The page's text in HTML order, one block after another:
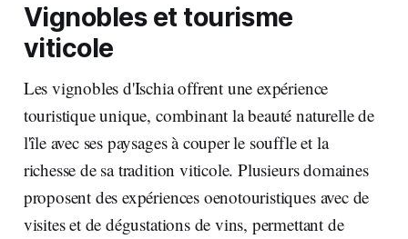
Vignobles et tourisme
viticole
Les vignobles d'Ischia offrent une expérience
touristique unique, combinant la beauté naturelle de
l'île avec ses paysages à couper le souffle et la
richesse de sa tradition viticole. Plusieurs domaines
proposent des expériences oenotouristiques avec de
visites et de dégustations de vins, permettant de